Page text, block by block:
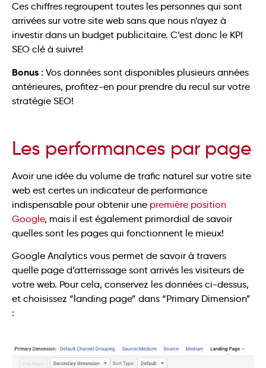
Ces chiffres regroupent toutes les personnes qui sont
arrivées sur votre site web sans que nous n’ayez à
investir dans un budget publicitaire. C’est donc le KPI
SEO clé à suivre!
Bonus : Vos données sont disponibles plusieurs années
antérieures, profitez-en pour prendre du recul sur votre
stratégie SEO!
Les performances par page
Avoir une idée du volume de trafic naturel sur votre site
web est certes un indicateur de performance
indispensable pour obtenir une première position
Google, mais il est également primordial de savoir
quelles sont les pages qui fonctionnent le mieux!
Google Analytics vous permet de savoir à travers
quelle page d’atterrissage sont arrivés les visiteurs de
votre web. Pour cela, conservez les données ci-dessus,
et choisissez “landing page” dans “Primary Dimension”
: